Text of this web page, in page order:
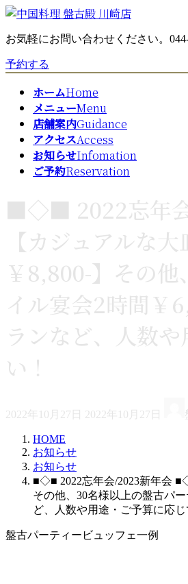
コ
テ
ツ
ナ
ゲ
シ
お気軽にお問い合わせください。
予約する
ホームHome
メニューMenu
店舗案内Guidance
アクセスAccess
お知らせInfomation
ご予約Reservation
■◇■ 2022忘年会
【カジュアルな
￥8,800-】その
イル宴会2時間￥
ランなど、人数
い！
2022年10月27日
終
時
:
2022年10月27日
HOME
お知らせ
お知らせ
■◇■ 2022忘年会/2023新年会
その他、30名様以上の盤古パ
ど、人数や用途・ご予算に応
盤古パーティービュッフェ一例